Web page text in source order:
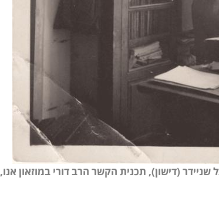
(דישון), תכנית הקשר הרב דורי במוזאון